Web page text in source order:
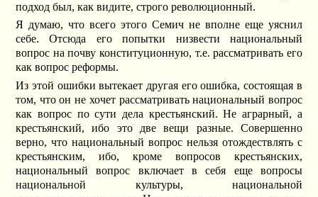
подход был, как видите, строго революционный.
Я думаю, что всего этого Семич не вполне еще уяснил
себе. Отсюда его попытки низвести национальный
вопрос на почву конституционную, т.е. рассматривать его
как вопрос реформы.
Из этой ошибки вытекает другая его ошибка, состоящая в
том, что он не хочет рассматривать национальный вопрос
как вопрос по сути дела крестьянский. Не аграрный, а
крестьянский, ибо это две вещи разные. Совершенно
верно, что национальный вопрос нельзя отождествлять с
крестьянским, ибо, кроме вопросов крестьянских,
национальный вопрос включает в себя еще вопросы
национальной культуры, национальной